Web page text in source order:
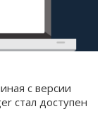
с версии
стал доступен